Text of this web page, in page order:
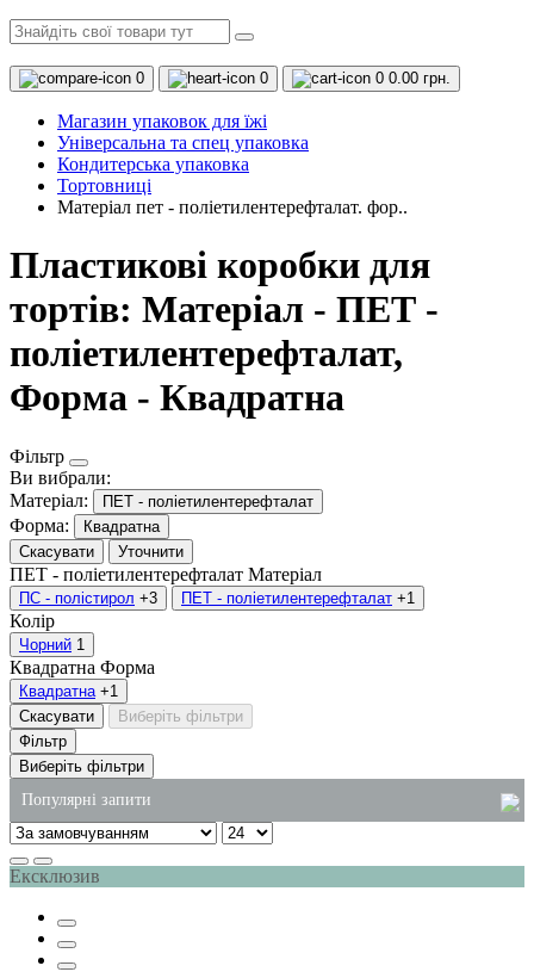
0 0 0 0.00 грн.
Магазин упаковок для їжі
Універсальна та спец упаковка
Кондитерська упаковка
Тортовниці
Матеріал пет - поліетилентерефталат. фор..
Пластикові коробки для
тортів: Матеріал - ПЕТ -
поліетилентерефталат,
Форма - Квадратна
Фільтр
Ви вибрали:
Матеріал:
ПЕТ - поліетилентерефталат
Форма:
Квадратна
Скасувати
Уточнити
ПЕТ - поліетилентерефталат Матеріал
ПС - полістирол +3 ПЕТ - поліетилентерефталат +1
Колір
Чорний 1
Квадратна Форма
Квадратна +1
Скасувати
Виберіть фільтри
Фільтр
Виберіть фільтри
Популярні запити
одноразові контейнери для їжі
одноразова упаковка суші
одноразові стакани купити
Ексклюзив